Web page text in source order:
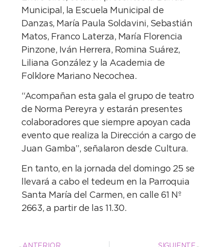
Municipal, la Escuela Municipal de
Danzas, María Paula Soldavini, Sebastián
Matos, Franco Laterza, María Florencia
Pinzone, Iván Herrera, Romina Suárez,
Liliana González y la Academia de
Folklore Mariano Necochea.
“Acompañan esta gala el grupo de teatro
de Norma Pereyra y estarán presentes
colaboradores que siempre apoyan cada
evento que realiza la Dirección a cargo de
Juan Gamba”, señalaron desde Cultura.
En tanto, en la jornada del domingo 25 se
llevará a cabo el tedeum en la Parroquia
Santa María del Carmen, en calle 61 Nº
2663, a partir de las 11.30.